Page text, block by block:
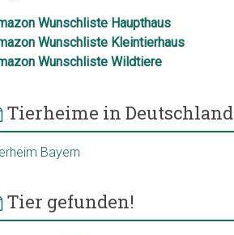
Wunschliste Haupthaus
Wunschliste Kleintierhaus
Wunschliste Wildtiere
Tierheime in Deutschland
Bayern
Tier gefunden!